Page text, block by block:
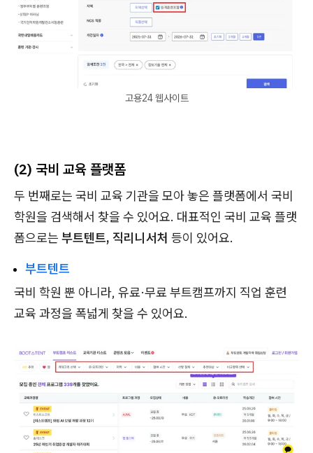
고용24 웹사이트
(2) 국비 교육 플랫폼
두 번째로는 국비 교육 기관을 모아 놓은 플랫폼에서 국비
학원을 검색해서 찾을 수 있어요. 대표적인 국비 교육 플랫
폼으로는 부트텐트, 직리니서처 등이 있어요.
부트텐트
국비 학원 뿐 아니라, 유료·무료 부트캠프까지 직업 훈련
교육 과정을 폭넓게 찾을 수 있어요.